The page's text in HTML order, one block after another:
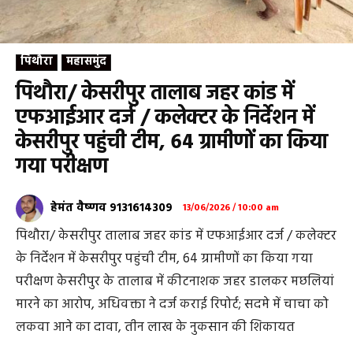
पिथौरा महासमुंद
पिथौरा/ केसरीपुर तालाब जहर कांड में
एफआईआर दर्ज / कलेक्टर के निर्देशन में
केसरीपुर पहुंची टीम, 64 ग्रामीणों का किया
गया परीक्षण
हेमंत वैष्णव 9131614309 13/06/2026 / 10:00 am
पिथौरा/ केसरीपुर तालाब जहर कांड में एफआईआर दर्ज / कलेक्टर
के निर्देशन में केसरीपुर पहुंची टीम, 64 ग्रामीणों का किया गया
परीक्षण केसरीपुर के तालाब में कीटनाशक जहर डालकर मछलियां
मारने का आरोप, अधिवक्ता ने दर्ज कराई रिपोर्ट; सदमे में चाचा को
लकवा आने का दावा, तीन लाख के नुकसान की शिकायत